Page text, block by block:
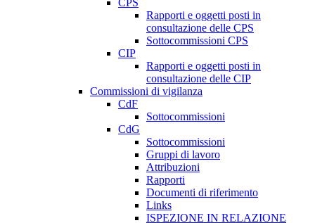
CPS
Rapporti e oggetti posti in
consultazione delle CPS
Sottocommissioni CPS
CIP
Rapporti e oggetti posti in
consultazione delle CIP
Commissioni di vigilanza
CdF
Sottocommissioni
CdG
Sottocommissioni
Gruppi di lavoro
Attribuzioni
Rapporti
Documenti di riferimento
Links
ISPEZIONE IN RELAZIONE